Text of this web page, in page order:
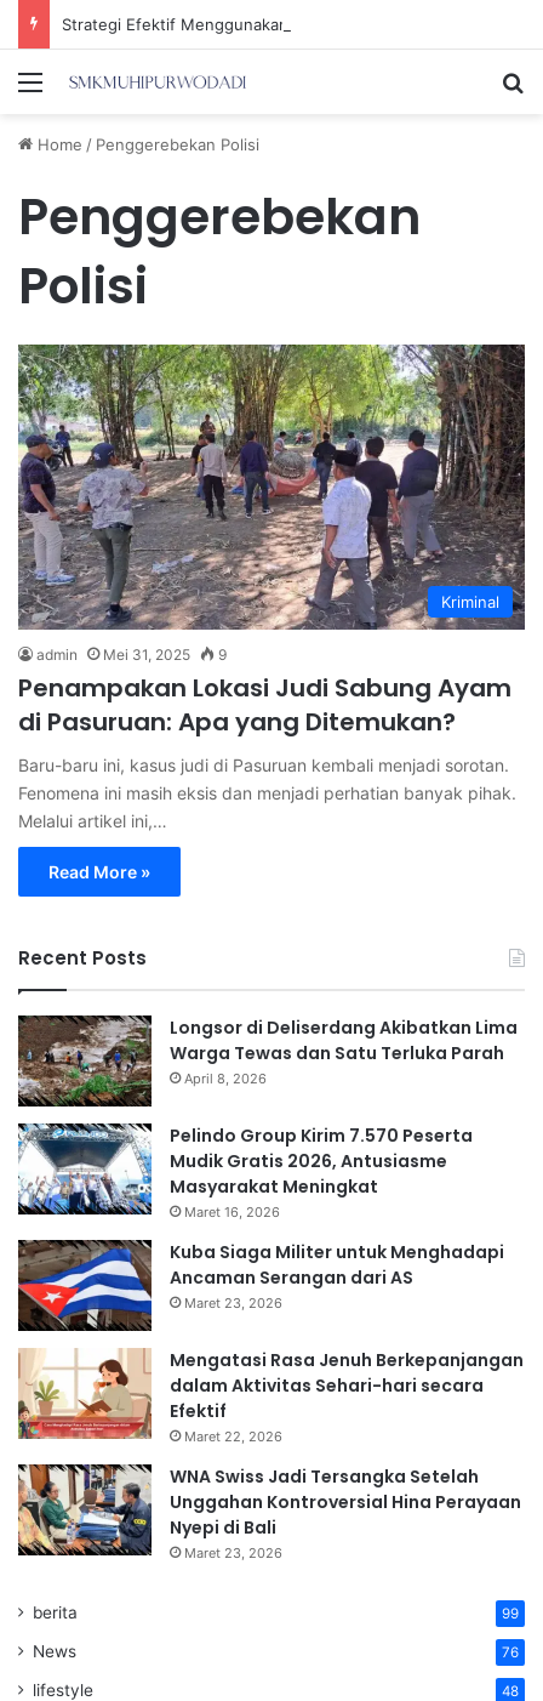
Menu
Home / Penggerebekan Polisi
Penggerebekan
Polisi
Kriminal
admin Mei 31, 2025 9
Penampakan Lokasi Judi Sabung Ayam
di Pasuruan: Apa yang Ditemukan?
Baru-baru ini, kasus judi di Pasuruan kembali menjadi sorotan.
Fenomena ini masih eksis dan menjadi perhatian banyak pihak.
Melalui artikel ini,…
Read More »
Recent Posts
Longsor di Deliserdang Akibatkan Lima
Warga Tewas dan Satu Terluka Parah
April 8, 2026
Pelindo Group Kirim 7.570 Peserta
Mudik Gratis 2026, Antusiasme
Masyarakat Meningkat
Maret 16, 2026
Kuba Siaga Militer untuk Menghadapi
Ancaman Serangan dari AS
Maret 23, 2026
Mengatasi Rasa Jenuh Berkepanjangan
dalam Aktivitas Sehari-hari secara
Efektif
Maret 22, 2026
WNA Swiss Jadi Tersangka Setelah
Unggahan Kontroversial Hina Perayaan
Nyepi di Bali
Maret 23, 2026
berita 99
News 76
lifestyle 48